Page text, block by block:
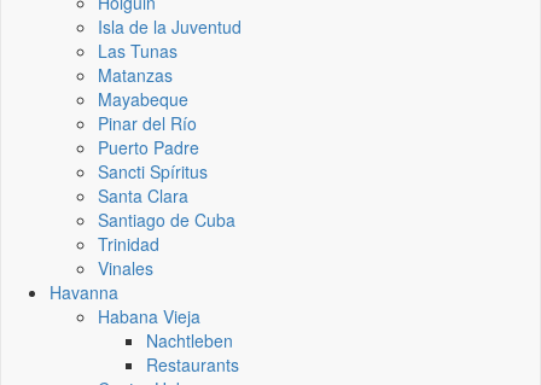
Isla de la Juventud
Las Tunas
Matanzas
Mayabeque
Pinar del Río
Puerto Padre
Sancti Spíritus
Santa Clara
Santiago de Cuba
Trinidad
Vinales
Havanna
Habana Vieja
Nachtleben
Restaurants